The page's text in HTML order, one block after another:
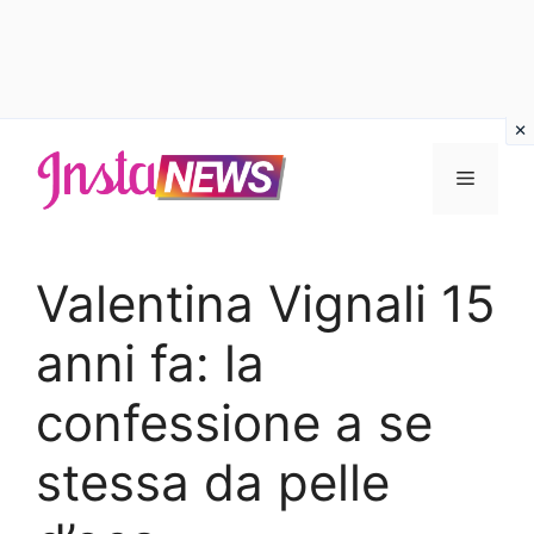
contenuto
Menu
Valentina Vignali 15
anni fa: la
confessione a se
stessa da pelle